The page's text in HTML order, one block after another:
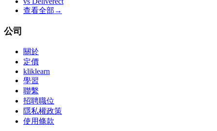
查看全部 →
公司
關於
定價
kliklearn
學習
聯繫
招聘職位
隱私權政策
使用條款